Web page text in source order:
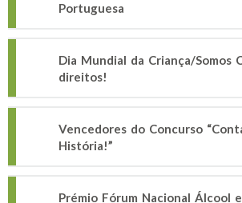
Portuguesa
Dia Mundial da Criança/Somos
direitos!
Vencedores do Concurso
História!”
Prémio Fórum Nacional Álcool